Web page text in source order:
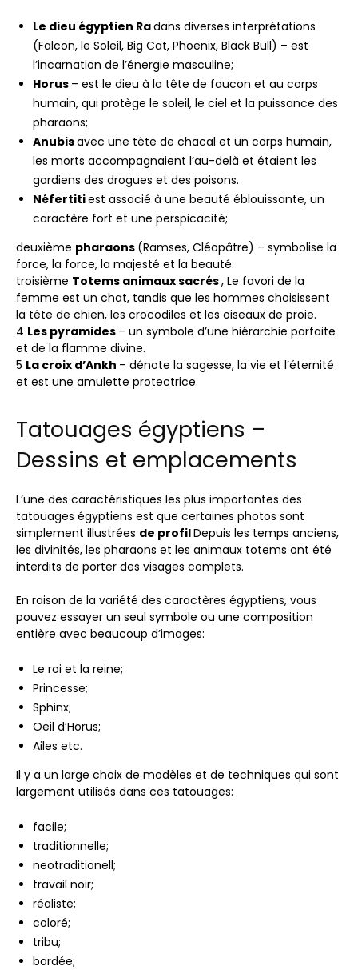
Le dieu égyptien Radans diverses interprétations
(Falcon, le Soleil, Big Cat, Phoenix, Black Bull) – est
l’incarnation de l’énergie masculine;
Horus – est le dieu à la tête de faucon et au corps
humain, qui protège le soleil, le ciel et la puissance des
pharaons;
Anubisavec une tête de chacal et un corps humain,
les morts accompagnaient l’au-delà et étaient les
gardiens des drogues et des poisons.
Néfertitiest associé à une beauté éblouissante, un
caractère fort et une perspicacité;
deuxième pharaons (Ramses, Cléopâtre) – symbolise la
force, la force, la majesté et la beauté.
troisième Totems animaux sacrés, Le favori de la
femme est un chat, tandis que les hommes choisissent
la tête de chien, les crocodiles et les oiseaux de proie.
4 Les pyramides – un symbole d’une hiérarchie parfaite
et de la flamme divine.
5 La croix d’Ankh – dénote la sagesse, la vie et l’éternité
et est une amulette protectrice.
Tatouages ​​égyptiens –
Dessins et emplacements
L’une des caractéristiques les plus importantes des
tatouages ​​égyptiens est que certaines photos sont
simplement illustrées de profilDepuis les temps anciens,
les divinités, les pharaons et les animaux totems ont été
interdits de porter des visages complets.
En raison de la variété des caractères égyptiens, vous
pouvez essayer un seul symbole ou une composition
entière avec beaucoup d’images:
Le roi et la reine;
Princesse;
Sphinx;
Oeil d’Horus;
Ailes etc.
Il y a un large choix de modèles et de techniques qui sont
largement utilisés dans ces tatouages:
facile;
traditionnelle;
neotraditionell;
travail noir;
réaliste;
coloré;
tribu;
bordée;